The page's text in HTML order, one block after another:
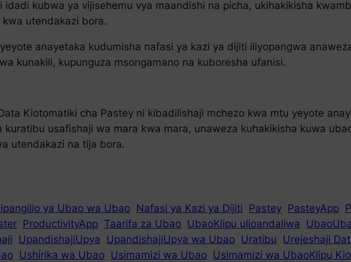
idadi kubwa ya vijisehemu vya maandishi na picha, ukihakikisha
utendakazi bora.
anayetaka kudumisha nafasi ya kazi ya dijiti iliyopangwa
kunakili, kupunguza msongamano na kuboresha ufanisi.
Kiotomatiki cha Pastey ni kibadilishaji mchezo kwa mtu yeyote
kuratibu usafishaji wa mara kwa mara, unaweza kuhakikisha kuwa
utendakazi na tija bora.
ya Ubao wa Ubao Nafasi ya Kazi ya Dijiti Pastey PasteyApp
ProductivityApp Taarifa za Ubao UbaoKlipu ulioandaliwa
UpandishajiUpya UpandishajiUpya wa Ubao Uratibu Urejeshaji
Ushirika wa Ubao Usimamizi wa Ubao Usimamizi wa UbaoKlipu